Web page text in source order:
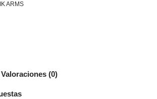
ARMS
Valoraciones (0)